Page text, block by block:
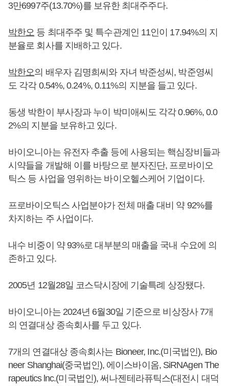
3만6997주(13.70%)를 보유한 최대주주다.
박한오 등 최대주주 및 특수관계인 11인이 17.94%의 지
분율로 회사를 지배하고 있다.
박한오의 배우자 김명희씨와 자녀 박준성씨, 박준영씨
도 각각 0.54%, 0.24%, 0.11%의 지분을 들고 있다.
동생 박한이 부사장과 누이 박미애씨도 각각 0.96%, 0.0
2%의 지분을 보유하고 있다.
바이오니아는 유전자 추출 등에 사용되는 핵심장비들과
시약들을 개발해 이를 바탕으로 분자진단, 프로바이오
틱스 등 사업을 영위하는 바이오헬스케어 기업이다.
프로바이오틱스 사업분야가 전체 매출 대비 약 92%를
차지하는 주 사업이다.
내수 비중이 약 93%로 대부분의 매출을 국내 수요에 의
존하고 있다.
2005년 12월28일 코스닥시장에 기술특례 상장됐다.
바이오니아는 2024년 6월30일 기준으로 비상장사 7개
의 연결대상 종속회사를 두고 있다.
7개의 연결대상 종속회사는 Bioneer, Inc.(미국법인), Bio
neer Shanghai(중국법인), 에이스바이옴, SiRNAgen The
rapeutics lnc.(미국법인), 써나젠테라퓨틱스(대전시 대덕